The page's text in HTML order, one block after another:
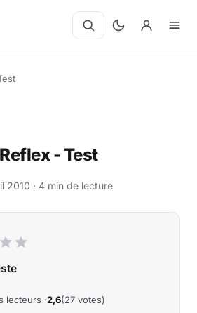
- Test
2010 · 4 min de lecture
lecteurs ·2,6(27 votes)